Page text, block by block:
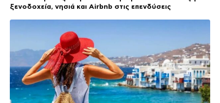
ξενοδοχεία, νησιά και Airbnb στις επενδύσεις